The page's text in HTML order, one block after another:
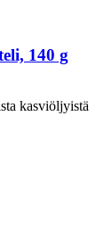
140 g
kasviöljyistä